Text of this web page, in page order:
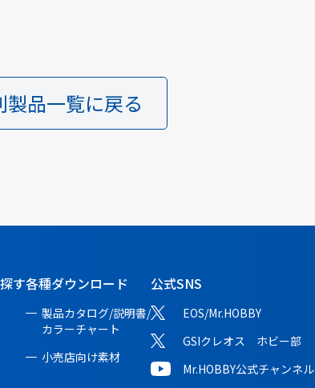
製品一覧に戻る
す各種ダウンロード
製品カタログ/説明書/
カラーチャート
小売店向け素材
公式SNS
EOS/Mr.HOBBY
GSIクレオス ホビー部
Mr.HOBBY公式チャンネル